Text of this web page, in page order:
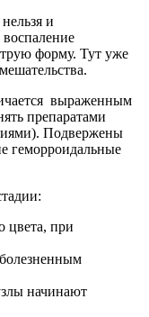
и
форму. Тут уже
выраженным
препаратами
Подвержены
геморроидальные
цвета, при
начинают